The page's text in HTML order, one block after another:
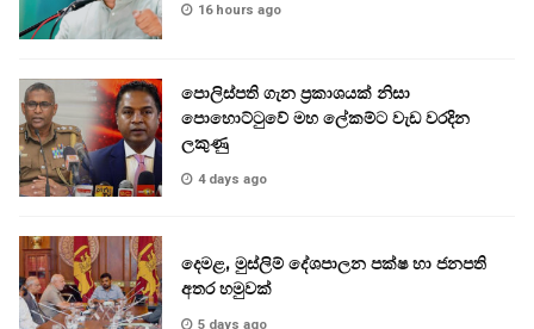
16 hours ago
පොලිස්පති ගැන ප්‍රකාශයක් නිසා
පොහොට්ටුවේ මහ ලේකම්ට වැඩ වරදින
ලකුණු
4 days ago
දෙමළ, මුස්ලිම් දේශපාලන පක්ෂ හා ජනපති
අතර හමුවක්
5 days ago